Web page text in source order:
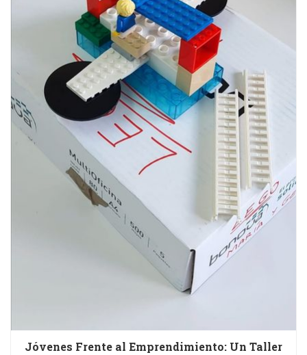
Jóvenes Frente al Emprendimiento: Un Taller